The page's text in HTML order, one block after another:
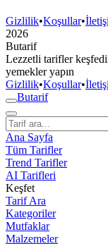
Gizlilik•Koşullar•
2026
Butarif
Lezzetli tarifler
yemekler yapın
Gizlilik•Koşullar•
Butarif
Ana Sayfa
Tüm Tarifler
Trend Tarifler
AI Tarifleri
Keşfet
Tarif Ara
Kategoriler
Mutfaklar
Malzemeler